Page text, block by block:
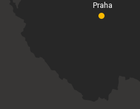
Praha